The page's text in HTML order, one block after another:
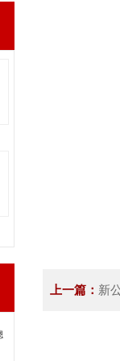
上一篇： 新